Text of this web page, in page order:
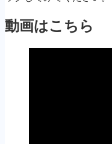
動画はこちら